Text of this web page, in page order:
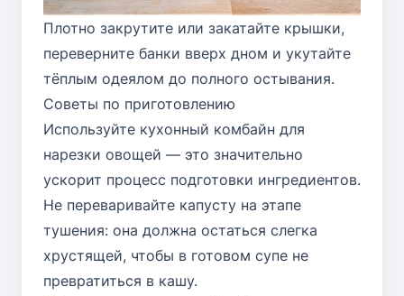
Плотно закрутите или закатайте крышки,
переверните банки вверх дном и укутайте
тёплым одеялом до полного остывания.
Советы по приготовлению
Используйте кухонный комбайн для
нарезки овощей — это значительно
ускорит процесс подготовки ингредиентов.
Не переваривайте капусту на этапе
тушения: она должна остаться слегка
хрустящей, чтобы в готовом супе не
превратиться в кашу.